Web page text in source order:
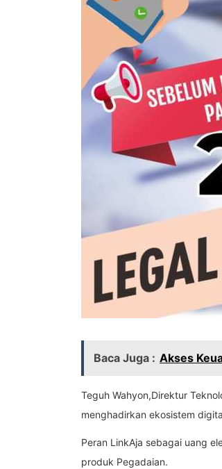
Baca Juga : Akses
Teguh Wahyon,Direktur
menghadirkan ekosistem
Peran LinkAja sebagai uang
produk Pegadaian.